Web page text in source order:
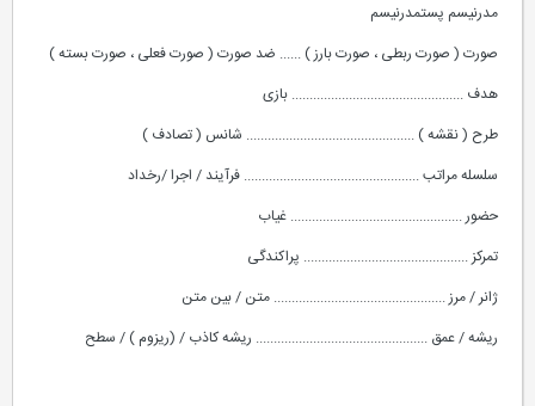
مدرنیسم پستمدرنیسم
صورت ( صورت ربطی ، صورت بارز ) ...... ضد صورت ( صورت فعلی ، صورت بسته )
هدف ................................................ بازی
طرح ( نقشه ) ............................................... شانس ( تصادف )
سلسله مراتب ................................................. فرآیند / اجرا /رخداد
حضور ................................................ غیاب
تمرکز .............................................. پراکندگی
ژانر / مرز ................................................ متن / بین متن
ریشه / عمق ................................................ ریشه کاذب / (ریزوم ) / سطح